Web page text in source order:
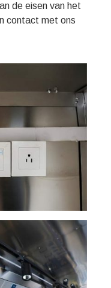
de eisen van het
contact met ons